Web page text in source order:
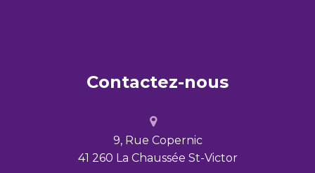
Contactez-nous
9, Rue Copernic
41 260 La Chaussée St-Victor